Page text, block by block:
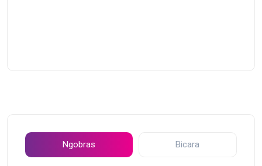
Ngobras Bicara